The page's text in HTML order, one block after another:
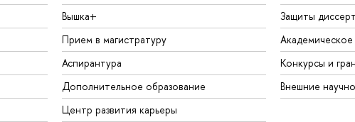
Вышка+
Прием в магистратуру
Аспирантура
Дополнительное образование
Центр развития карьеры
Защиты
Академическое
Конкурсы и
Внешние